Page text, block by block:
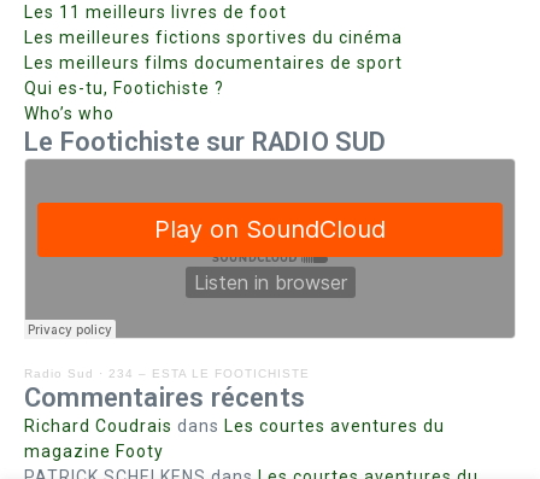
Les 11 meilleurs livres de foot
Les meilleures fictions sportives du cinéma
Les meilleurs films documentaires de sport
Qui es-tu, Footichiste ?
Who’s who
Le Footichiste sur RADIO SUD
Radio Sud · 234 – ESTA LE FOOTICHISTE
Commentaires récents
Richard Coudrais dans Les courtes aventures du
magazine Footy